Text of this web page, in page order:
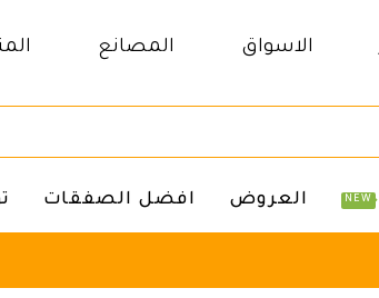
الاسواق المصانع
NEW العروض افضل الصفقات